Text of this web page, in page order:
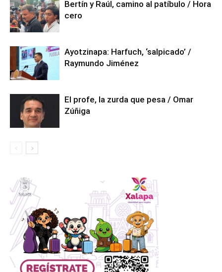
Bertín y Raúl, camino al patíbulo / Hora
cero
Ayotzinapa: Harfuch, ‘salpicado’ /
Raymundo Jiménez
El profe, la zurda que pesa / Omar
Zúñiga